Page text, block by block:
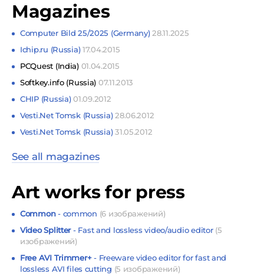
Magazines
Computer Bild 25/2025 (Germany)28.11.2025
Ichip.ru (Russia)17.04.2015
PCQuest (India) 01.04.2015
Softkey.info (Russia) 07.11.2013
CHIP (Russia)01.09.2012
Vesti.Net Tomsk (Russia)28.06.2012
Vesti.Net Tomsk (Russia)31.05.2012
See all magazines
Art works for press
Common- common (6 изображений)
Video Splitter- Fast and lossless video/audio editor (5
изображений)
Free AVI Trimmer+- Freeware video editor for fast and
lossless AVI files cutting (5 изображений)